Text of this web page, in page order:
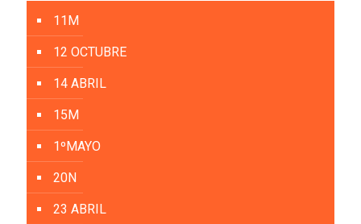
11M
12 OCTUBRE
14 ABRIL
15M
1ºMAYO
20N
23 ABRIL